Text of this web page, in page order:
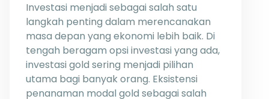
Investasi menjadi sebagai salah satu
langkah penting dalam merencanakan
masa depan yang ekonomi lebih baik. Di
tengah beragam opsi investasi yang ada,
investasi gold sering menjadi pilihan
utama bagi banyak orang. Eksistensi
penanaman modal gold sebagai salah